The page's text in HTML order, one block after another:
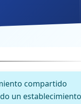
compartido
un